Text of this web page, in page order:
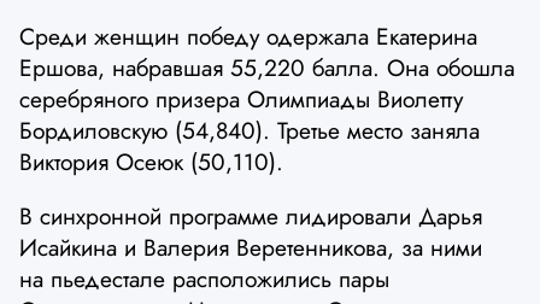
Среди женщин победу одержала Екатерина
Ершова, набравшая 55,220 балла. Она обошла
серебряного призера Олимпиады Виолетту
Бордиловскую (54,840). Третье место заняла
Виктория Осеюк (50,110).
В синхронной программе лидировали Дарья
Исайкина и Валерия Веретенникова, за ними
на пьедестале расположились пары